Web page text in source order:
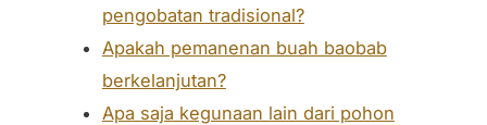
pengobatan tradisional?
Apakah pemanenan buah baobab
berkelanjutan?
Apa saja kegunaan lain dari pohon